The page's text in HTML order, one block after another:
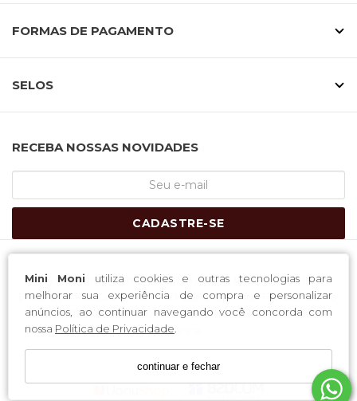
Mini Moni utiliza cookies e outras tecnologias para
melhorar sua experiência de compra e personalizar
anúncios, ao continuar navegando você concorda com
nossa Política de Privacidade
continuar e fechar
FORMAS DE PAGAMENTO
SELOS
RECEBA NOSSAS NOVIDADES
CADASTRE-SE
H-4 Industria e Comercio LTDA / CNPJ: 11.169.447/0001-05
Endereço: Rua Lauro Muller, 59 Complemento: Fundos; Bairro:
Centro CEP: 88353-040 Município: Brusque Estado: Santa
Catarina